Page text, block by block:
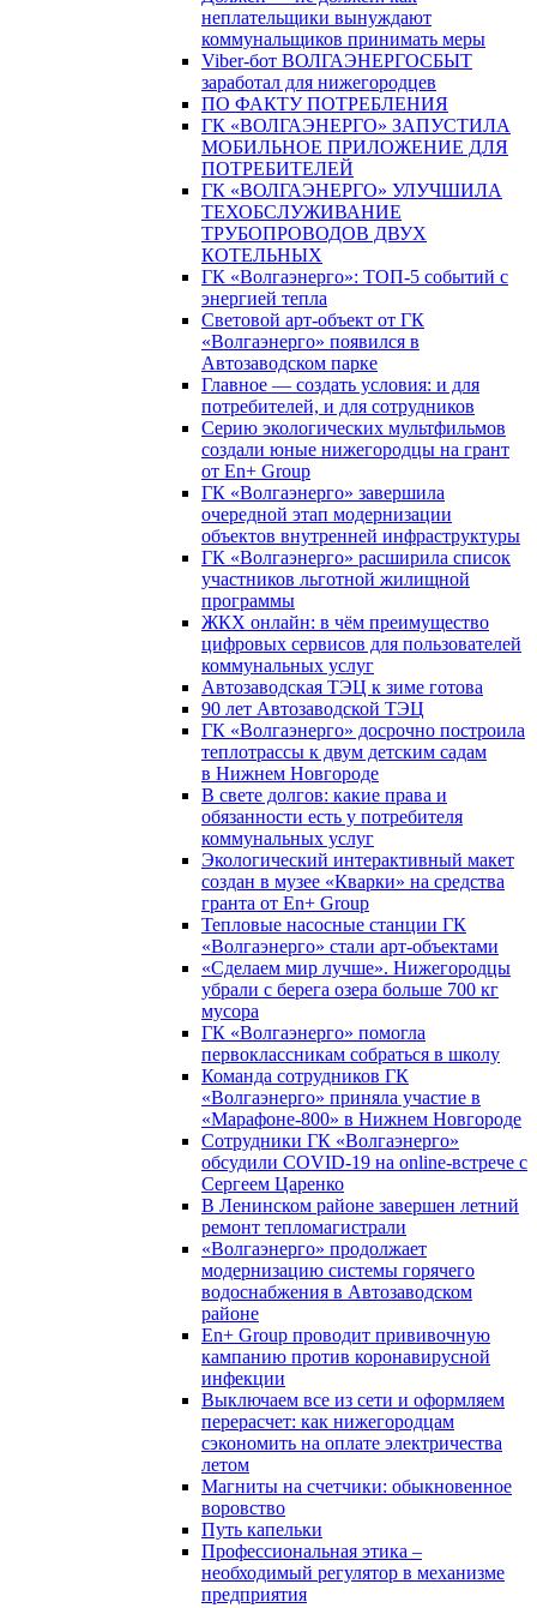
неплательщики вынуждают
коммунальщиков принимать меры
Viber-бот ВОЛГАЭНЕРГОСБЫТ
заработал для нижегородцев
ПО ФАКТУ ПОТРЕБЛЕНИЯ
ГК «ВОЛГАЭНЕРГО» ЗАПУСТИЛА
МОБИЛЬНОЕ ПРИЛОЖЕНИЕ ДЛЯ
ПОТРЕБИТЕЛЕЙ
ГК «ВОЛГАЭНЕРГО» УЛУЧШИЛА
ТЕХОБСЛУЖИВАНИЕ
ТРУБОПРОВОДОВ ДВУХ
КОТЕЛЬНЫХ
ГК «Волгаэнерго»: ТОП-5 событий с
энергией тепла
Световой арт-объект от ГК
«Волгаэнерго» появился в
Автозаводском парке
Главное — создать условия: и для
потребителей, и для сотрудников
Серию экологических мультфильмов
создали юные нижегородцы на грант
от En+ Group
ГК «Волгаэнерго» завершила
очередной этап модернизации
объектов внутренней инфраструктуры
ГК «Волгаэнерго» расширила список
участников льготной жилищной
программы
ЖКХ онлайн: в чём преимущество
цифровых сервисов для пользователей
коммунальных услуг
Автозаводская ТЭЦ к зиме готова
90 лет Автозаводской ТЭЦ
ГК «Волгаэнерго» досрочно построила
теплотрассы к двум детским садам
в Нижнем Новгороде
В свете долгов: какие права и
обязанности есть у потребителя
коммунальных услуг
Экологический интерактивный макет
создан в музее «Кварки» на средства
гранта от En+ Group
Тепловые насосные станции ГК
«Волгаэнерго» стали арт-объектами
«Сделаем мир лучше». Нижегородцы
убрали с берега озера больше 700 кг
мусора
ГК «Волгаэнерго» помогла
первоклассникам собраться в школу
Команда сотрудников ГК
«Волгаэнерго» приняла участие в
«Марафоне-800» в Нижнем Новгороде
Сотрудники ГК «Волгаэнерго»
обсудили COVID-19 на online-встрече с
Сергеем Царенко
В Ленинском районе завершен летний
ремонт тепломагистрали
«Волгаэнерго» продолжает
модернизацию системы горячего
водоснабжения в Автозаводском
районе
En+ Group проводит прививочную
кампанию против коронавирусной
инфекции
Выключаем все из сети и оформляем
перерасчет: как нижегородцам
сэкономить на оплате электричества
летом
Магниты на счетчики: обыкновенное
воровство
Путь капельки
Профессиональная этика –
необходимый регулятор в механизме
предприятия